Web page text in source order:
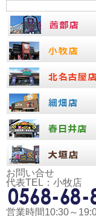
お問い合せ
代表TEL：小牧店
営業時間10:30～